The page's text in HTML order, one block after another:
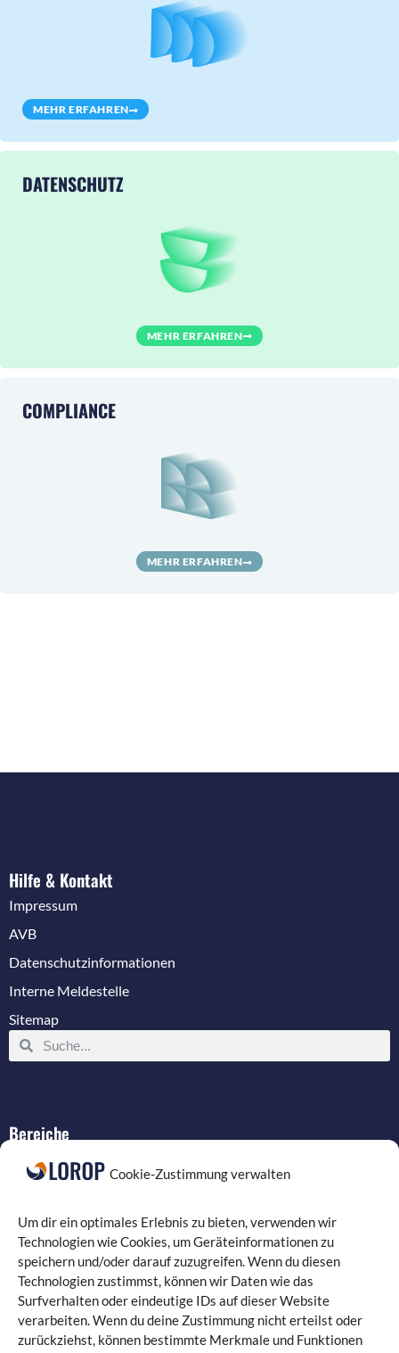
Cookie-Zustimmung verwalten
Um dir ein optimales Erlebnis zu bieten, verwenden wir
Technologien wie Cookies, um Geräteinformationen zu
speichern und/oder darauf zuzugreifen. Wenn du diesen
Technologien zustimmst, können wir Daten wie das
Surfverhalten oder eindeutige IDs auf dieser Website
verarbeiten. Wenn du deine Zustimmung nicht erteilst oder
zurückziehst, können bestimmte Merkmale und Funktionen
MEHR ERFAHREN
DATENSCHUTZ
MEHR ERFAHREN
COMPLIANCE
MEHR ERFAHREN
Bereiche
Verkabelung
Compliance
Programmierung
Hilfe & Kontakt
Impressum
AVB
Datenschutzinformationen
Interne Meldestelle
Sitemap